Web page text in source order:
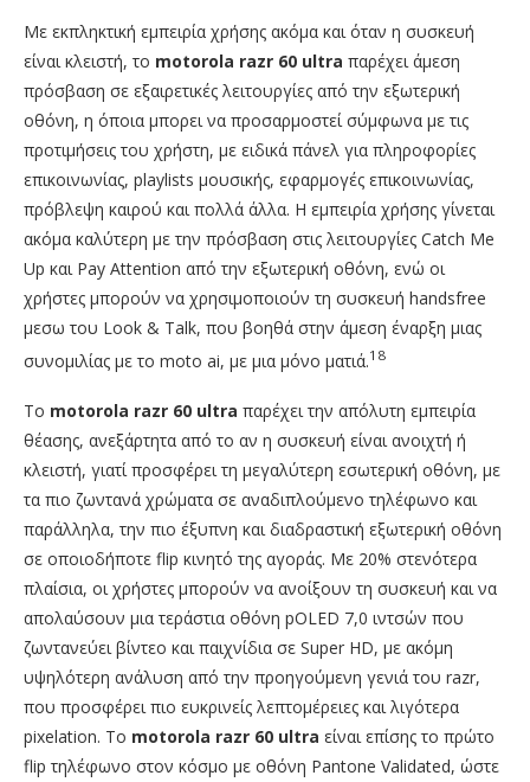
Με εκπληκτική εμπειρία χρήσης ακόμα και όταν η συσκευή
είναι κλειστή, το motorola razr 60 ultra παρέχει άμεση
πρόσβαση σε εξαιρετικές λειτουργίες από την εξωτερική
οθόνη, η όποια μπορει να προσαρμοστεί σύμφωνα με τις
προτιμήσεις του χρήστη, με ειδικά πάνελ για πληροφορίες
επικοινωνίας, playlists μουσικής, εφαρμογές επικοινωνίας,
πρόβλεψη καιρού και πολλά άλλα. Η εμπειρία χρήσης γίνεται
ακόμα καλύτερη με την πρόσβαση στις λειτουργίες Catch Me
Up και Pay Attention από την εξωτερική οθόνη, ενώ οι
χρήστες μπορούν να χρησιμοποιούν τη συσκευή handsfree
μεσω του Look & Talk, που βοηθά στην άμεση έναρξη μιας
συνομιλίας με το moto ai, με μια μόνο ματιά.18
Το motorola razr 60 ultra παρέχει την απόλυτη εμπειρία
θέασης, ανεξάρτητα από το αν η συσκευή είναι ανοιχτή ή
κλειστή, γιατί προσφέρει τη μεγαλύτερη εσωτερική οθόνη, με
τα πιο ζωντανά χρώματα σε αναδιπλούμενο τηλέφωνο και
παράλληλα, την πιο έξυπνη και διαδραστική εξωτερική οθόνη
σε οποιοδήποτε flip κινητό της αγοράς. Με 20% στενότερα
πλαίσια, οι χρήστες μπορούν να ανοίξουν τη συσκευή και να
απολαύσουν μια τεράστια οθόνη pOLED 7,0 ιντσών που
ζωντανεύει βίντεο και παιχνίδια σε Super HD, με ακόμη
υψηλότερη ανάλυση από την προηγούμενη γενιά του razr,
που προσφέρει πιο ευκρινείς λεπτομέρειες και λιγότερα
pixelation. Το motorola razr 60 ultra είναι επίσης το πρώτο
flip τηλέφωνο στον κόσμο με οθόνη Pantone Validated, ώστε